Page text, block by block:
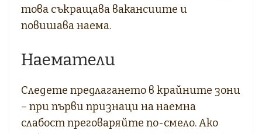
това съкращава вакансиите и
повишава наема.
Наематели
Следете предлагането в крайните зони
– при първи признаци на наемна
слабост преговаряйте по-смело. Ако